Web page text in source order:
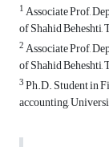
1Associate Prof,
of Shahid Beheshti,
2Associate Prof,
of Shahid Beheshti,
3Ph.D. Student in
accounting,